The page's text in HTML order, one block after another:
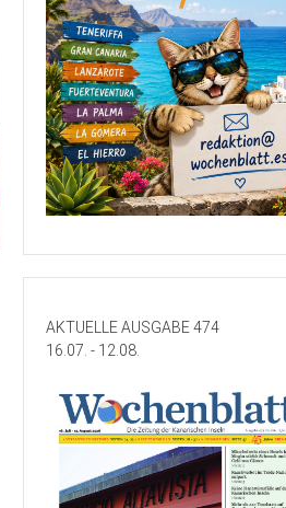
AKTUELLE AUSGABE 474
16.07. - 12.08.